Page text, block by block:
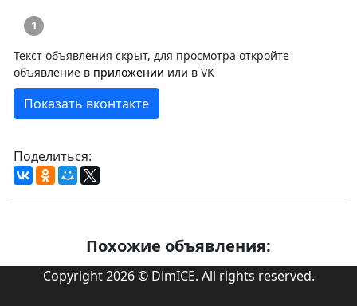
1
Текст объявления скрыт, для просмотра откройте
объявление в приложении или в VK
Показать вконтакте
Поделиться:
Похожие объявления:
Copyright 2026 © DimICE. All rights reserved.